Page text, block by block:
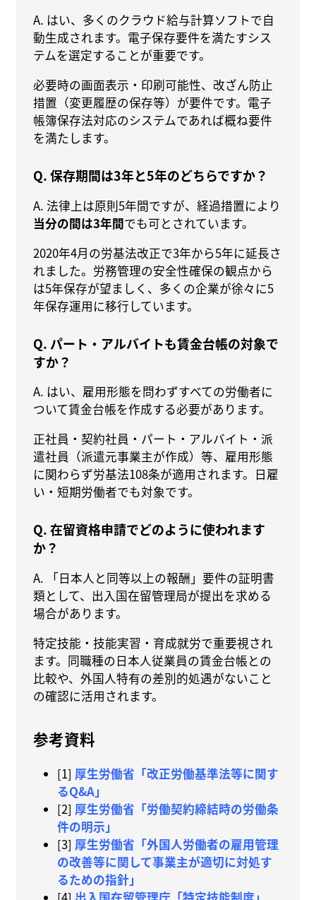
A. はい、多くのクラウド給与計算ソフトで自
動生成されます。電子保存要件を満たすシス
テムを選定することが重要です。
必要時の画面表示・印刷可能性、改ざん防止
措置（変更履歴の保存等）が要件です。電子
帳簿保存法対応のシステムであれば概ね要件
を満たします。
Q. 保存期間は3年と5年のどちらですか？
A. 法律上は原則5年間ですが、経過措置により
当分の間は3年間でも可とされています。
2020年4月の労基法改正で3年から5年に延長さ
れました。労務管理の安全性確保の観点から
は5年保存が望ましく、多くの企業が徐々に5
年保存運用に移行しています。
Q. パート・アルバイトも賃金台帳の対象で
すか？
A. はい、雇用形態を問わずすべての労働者に
ついて賃金台帳を作成する必要があります。
正社員・契約社員・パート・アルバイト・派
遣社員（派遣元事業主が作成）等、雇用形態
に関わらず労基法108条が適用されます。日雇
い・短期労働者でも対象です。
Q. 在留資格申請でどのように使われます
か？
A. 「日本人と同等以上の報酬」要件の証明書
類として、出入国在留管理局が提出を求める
場合があります。
特定技能・技能実習・育成就労で重要視され
ます。同職種の日本人従業員の賃金台帳との
比較や、外国人特有の差別的処遇がないこと
の確認に活用されます。
参考資料
[1] 厚生労働省「改正労働基準法等に関す
るQ&A」
[2] 厚生労働省「労働契約締結時の労働条
件の明示」
[3] 厚生労働省「外国人労働者の雇用管理
の改善等に関して事業主が適切に対処す
るための指針」